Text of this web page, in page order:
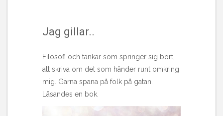
Jag gillar..
Filosofi och tankar som springer sig bort,
att skriva om det som händer runt omkring
mig. Gärna spana på folk på gatan.
Läsandes en bok.